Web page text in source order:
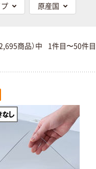
原産国
商品）中 1件目〜50件